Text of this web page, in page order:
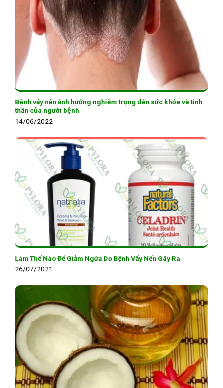
Bệnh vảy nến ảnh hưởng nghiêm trọng đến sức khỏe và tinh
thần của người bệnh
14/06/2022
Làm Thế Nào Để Giảm Ngứa Do Bệnh Vẩy Nến Gây Ra
26/07/2021